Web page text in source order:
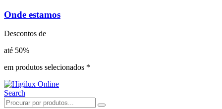
Onde estamos
Descontos de
até 50%
em produtos selecionados *
Search